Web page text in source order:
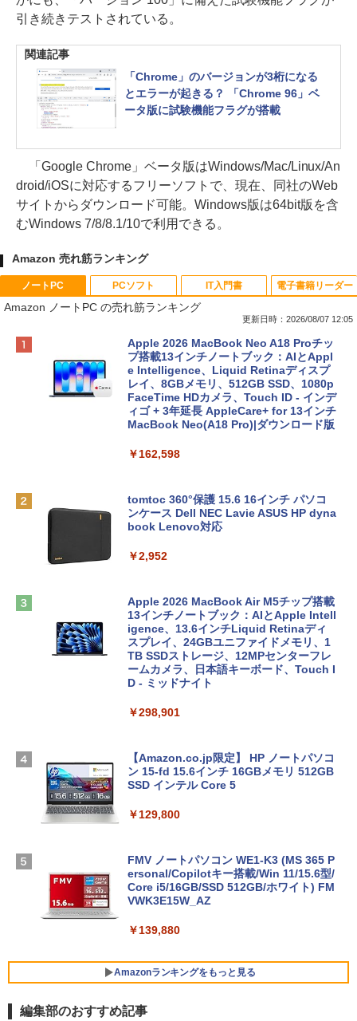
引き続きテストされている。
関連記事
「Chrome」のバージョンが3桁になる
とエラーが起きる？ 「Chrome 96」ベ
ータ版に試験機能フラグが搭載
「Google Chrome」ベータ版はWindows/Mac/Linux/An
droid/iOSに対応するフリーソフトで、現在、同社のWeb
サイトからダウンロード可能。Windows版は64bit版を含
むWindows 7/8/8.1/10で利用できる。
Amazon 売れ筋ランキング
ノートPC
Amazon ノートPC の売れ筋ランキング
更新日時：2026/08/07 12:05
Apple 2026 MacBook Neo A18 Proチッ
プ搭載13インチノートブック：AIとAppl
e Intelligence、Liquid Retinaディスプ
レイ、8GBメモリ、512GB SSD、1080p
FaceTime HDカメラ、Touch ID - インデ
ィゴ + 3年延長 AppleCare+ for 13インチ
MacBook Neo(A18 Pro)|ダウンロード版
￥162,598
tomtoc 360°保護 15.6 16インチ パソコ
ンケース Dell NEC Lavie ASUS HP dyna
book Lenovo対応
￥2,952
Apple 2026 MacBook Air M5チップ搭載
13インチノートブック：AIとApple Intell
igence、13.6インチLiquid Retinaディ
スプレイ、24GBユニファイドメモリ、1
TB SSDストレージ、12MPセンターフレ
ームカメラ、日本語キーボード、Touch I
D - ミッドナイト
￥298,901
【Amazon.co.jp限定】 HP ノートパソコ
ン 15-fd 15.6インチ 16GBメモリ 512GB
SSD インテル Core 5
￥129,800
FMV ノートパソコン WE1-K3 (MS 365 P
ersonal/Copilotキー搭載/Win 11/15.6型/
Core i5/16GB/SSD 512GB/ホワイト) FM
VWK3E15W_AZ
￥139,880
Amazonランキングをもっと見る
PCソフト IT入門書 電子書籍リーダー
編集部のおすすめ記事